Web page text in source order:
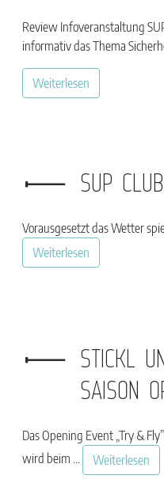
Review Infoveranstaltung
informativ das Thema
Weiterlesen
SUP
Vorausgesetzt das Wetter
Weiterlesen
STICKL
SAISON
Das Opening Event „Try &
wird beim ...
Weiterlesen